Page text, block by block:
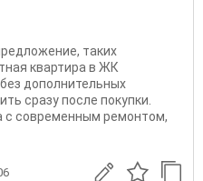
таких
квартира в ЖК
дополнительных
сразу после покупки.
с современным ремонтом,